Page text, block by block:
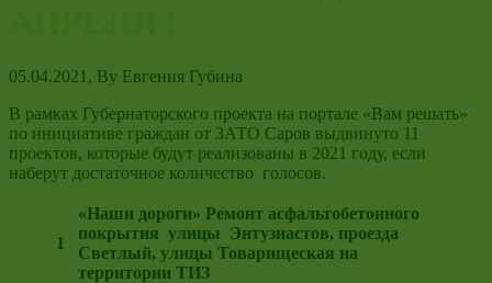
05.04.2021 , By Евгения Губина
В рамках Губернаторского проекта на портале «Вам решать»
по инициативе граждан от ЗАТО Саров выдвинуто 11
проектов, которые будут реализованы в 2021 году, если
наберут достаточное количество голосов.
1
«Наши дороги» Ремонт асфальтобетонного
покрытия улицы Энтузиастов, проезда
Светлый, улицы Товарищеская на
территории ТИЗ